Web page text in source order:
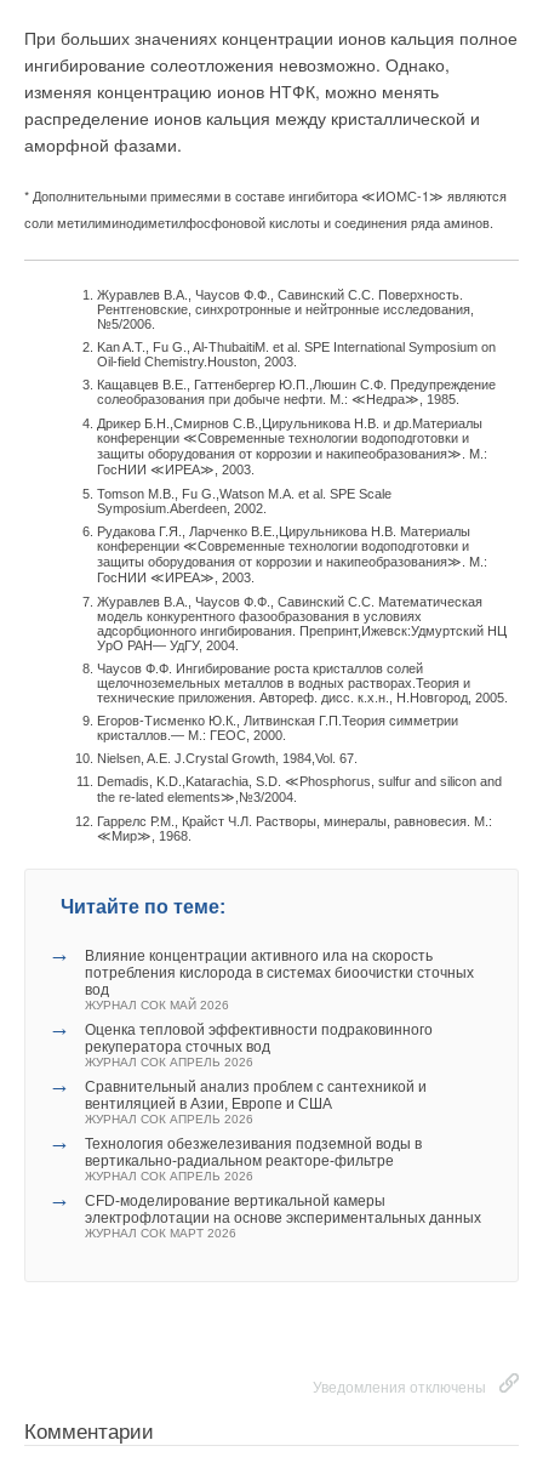
При больших значениях концентрации ионов кальция полное
ингибирование солеотложения невозможно. Однако,
изменяя концентрацию ионов НТФК, можно менять
распределение ионов кальция между кристаллической и
аморфной фазами.
* Дополнительными примесями в составе ингибитора ≪ИОМС-1≫ являются
соли метилиминодиметилфосфоновой кислоты и соединения ряда аминов.
Журавлев В.А., Чаусов Ф.Ф., Савинский С.С. Поверхность.
Рентгеновские, синхротронные и нейтронные исследования,
№5/2006.
Kan A.T., Fu G., Al-ThubaitiM. et al. SPE International Symposium on
Oil-field Chemistry.Houston, 2003.
Кащавцев В.Е., Гаттенбергер Ю.П.,Люшин С.Ф. Предупреждение
солеобразования при добыче нефти. М.: ≪Недра≫, 1985.
Дрикер Б.Н.,Смирнов С.В.,Цирульникова Н.В. и др.Материалы
конференции ≪Современные технологии водоподготовки и
защиты оборудования от коррозии и накипеобразования≫. М.:
ГосНИИ ≪ИРЕА≫, 2003.
Tomson M.B., Fu G.,Watson M.A. et al. SPE Scale
Symposium.Aberdeen, 2002.
Рудакова Г.Я., Ларченко В.Е.,Цирульникова Н.В. Материалы
конференции ≪Современные технологии водоподготовки и
защиты оборудования от коррозии и накипеобразования≫. М.:
ГосНИИ ≪ИРЕА≫, 2003.
Журавлев В.А., Чаусов Ф.Ф., Савинский С.С. Математическая
модель конкурентного фазообразования в условиях
адсорбционного ингибирования. Препринт,Ижевск:Удмуртский НЦ
УрО РАН— УдГУ, 2004.
Чаусов Ф.Ф. Ингибирование роста кристаллов солей
щелочноземельных металлов в водных растворах.Теория и
технические приложения. Автореф. дисс. к.х.н., Н.Новгород, 2005.
Егоров-Тисменко Ю.К., Литвинская Г.П.Теория симметрии
кристаллов.— М.: ГЕОС, 2000.
Nielsen, A.E. J.Crystal Growth, 1984,Vol. 67.
Demadis, K.D.,Katarachia, S.D. ≪Phosphorus, sulfur and silicon and
the re-lated elements≫,№3/2004.
Гаррелс Р.М., Крайст Ч.Л. Растворы, минералы, равновесия. М.:
≪Мир≫, 1968.
Читайте по теме:
→
Влияние концентрации активного ила на скорость
потребления кислорода в системах биоочистки сточных
вод
ЖУРНАЛ СОК МАЙ 2026
→
Оценка тепловой эффективности подраковинного
рекуператора сточных вод
ЖУРНАЛ СОК АПРЕЛЬ 2026
→
Сравнительный анализ проблем с сантехникой и
вентиляцией в Азии, Европе и США
ЖУРНАЛ СОК АПРЕЛЬ 2026
→
Технология обезжелезивания подземной воды в
вертикально-радиальном реакторе-фильтре
ЖУРНАЛ СОК АПРЕЛЬ 2026
→
CFD-моделирование вертикальной камеры
электрофлотации на основе экспериментальных данных
ЖУРНАЛ СОК МАРТ 2026
Уведомления отключены
Комментарии
Уведомления отключены
Комментарии
Добавить комментарий
Ваше имя *
Ваш E-mail *
Текст комментария